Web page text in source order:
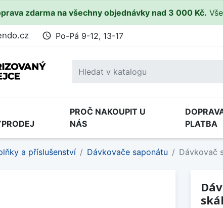
zdarma na všechny objednávky nad 3 000 Kč.
access_time Po-Pá 9-12, 13-17
PROČ NAKOUPIT U
NÁS
PLATBA
a příslušenství Dávkovače saponátu Dávkovač